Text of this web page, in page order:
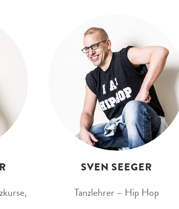
SVEN SEEGER
Tanzlehrer – Hip Hop